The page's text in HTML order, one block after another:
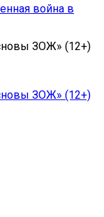
война в
ЗОЖ» (12+)
ЗОЖ» (12+)